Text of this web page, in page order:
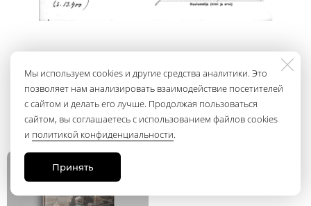
Нет в наличии
Мы используем cookies и другие средства аналитики. Это
позволяет нам анализировать взаимодействие посетителей
с сайтом и делать его лучше. Продолжая пользоваться
сайтом, вы соглашаетесь с использованием файлов cookies
и политикой конфиденциальности.
Принять